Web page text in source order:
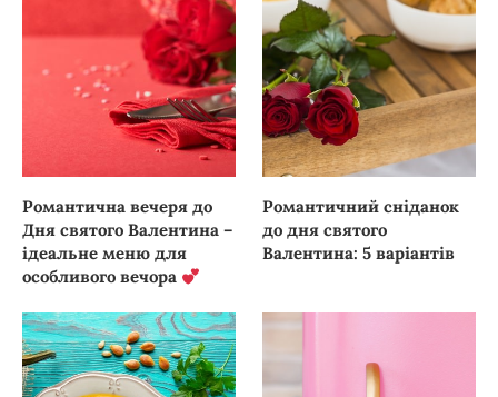
Романтична вечеря до
Дня святого Валентина –
ідеальне меню для
особливого вечора
Романтичний сніданок
до дня святого
Валентина: 5 варіантів